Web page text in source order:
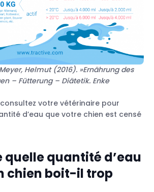
Helmut (2016). »Ernährung des
– Fütterung – Diätetik. Enke
votre vétérinaire pour
d’eau que votre chien est censé
quelle quantité d’eau
chien boit-il trop